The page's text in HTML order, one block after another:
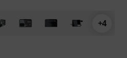
+4